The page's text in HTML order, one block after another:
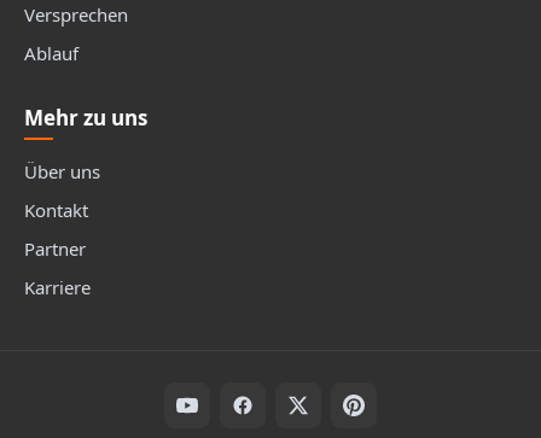
Versprechen
Ablauf
Mehr zu uns
Über uns
Kontakt
Partner
Karriere
Folge uns auf Social Media